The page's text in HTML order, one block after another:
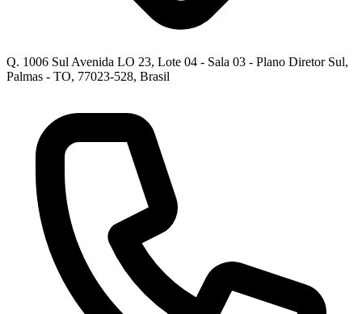
Q. 1006 Sul Avenida LO 23, Lote 04 - Sala 03 - Plano Diretor Sul,
Palmas - TO, 77023-528, Brasil